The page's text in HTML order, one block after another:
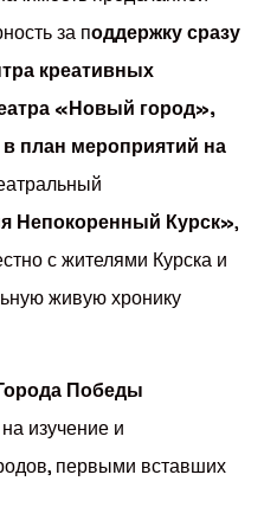
за поддержку сразу
креативных
«Новый город»,
план мероприятий на
Непокоренный Курск»,
с жителями Курска и
живую хронику
Победы
изучение и
первыми вставших